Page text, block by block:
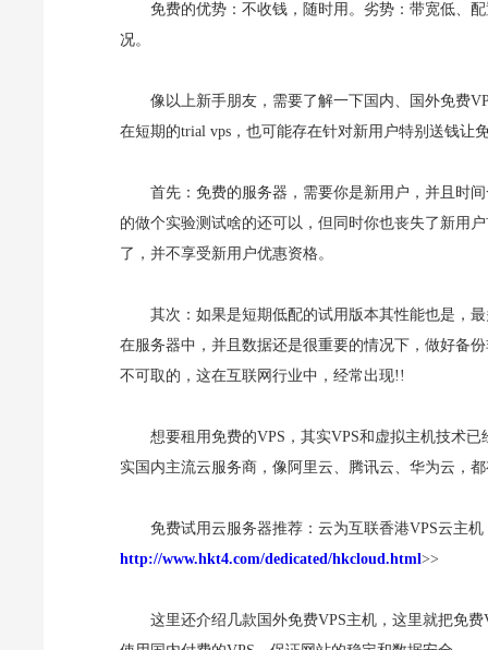
免费的优势：不收钱，随时用。劣势：带宽低、
况。
像以上新手朋友，需要了解一下国内、国外免费
在短期的trial vps，也可能存在针对新用户特别送钱让
首先：免费的服务器，需要你是新用户，并且时
的做个实验测试啥的还可以，但同时你也丧失了新用
了，并不享受新用户优惠资格。
其次：如果是短期低配的试用版本其性能也是，
在服务器中，并且数据还是很重要的情况下，做好备
不可取的，这在互联网行业中，经常出现!!
想要租用免费的VPS，其实VPS和虚拟主机技术
实国内主流云服务商，像阿里云、腾讯云、华为云，
免费试用云服务器推荐：云为互联香港VPS云主
http://www.hkt4.com/dedicated/hkcloud.html>>
这里还介绍几款国外免费VPS主机，这里就把免